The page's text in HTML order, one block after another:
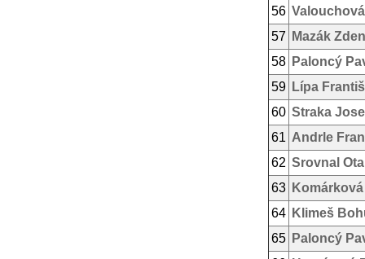
56
57
Mazák
58 Paloncý
59 Lípa
60 Straka
61 Andrle
62 Srovnal
63
64 Klimeš
65 Paloncý